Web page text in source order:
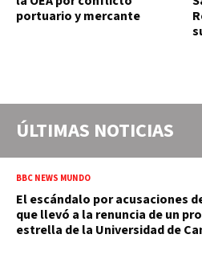
portuario y mercante
ÚLTIMAS NOTICIAS
BBC NEWS MUNDO
El escándalo por acusaciones
que llevó a la renuncia de un
estrella de la Universidad de